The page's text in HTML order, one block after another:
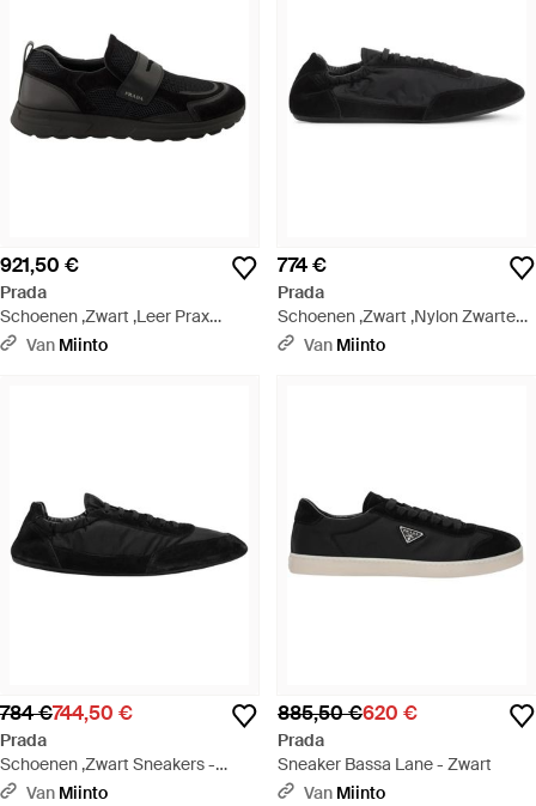
921,50 €
Prada
Schoenen ,Zwart ,Leer Prax
Sneakers - Zwart
Van Miinto
774 €
Prada
Schoenen ,Zwart ,Nylon Zwarte
Re-Nylon Sneakers - Zwart
Van Miinto
784 €744,50 €
Prada
Schoenen ,Zwart Sneakers -
Zwart
Van Miinto
885,50 €620 €
Prada
Sneaker Bassa Lane - Zwart
Van Miinto